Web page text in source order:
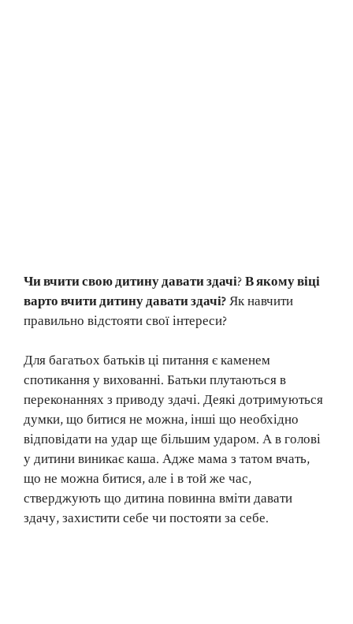
Чи вчити свою дитину давати здачі?В якому віці
варто вчити дитину давати здачі?Як навчити
правильно відстояти свої інтереси?
Для багатьох батьків ці питання є каменем
спотикання у вихованні. Батьки плутаються в
переконаннях з приводу здачі. Деякі дотримуються
думки, що битися не можна, інші що необхідно
відповідати на удар ще більшим ударом. А в голові
у дитини виникає каша. Адже мама з татом вчать,
що не можна битися, але і в той же час,
стверджують що дитина повинна вміти давати
здачу, захистити себе чи постояти за себе.